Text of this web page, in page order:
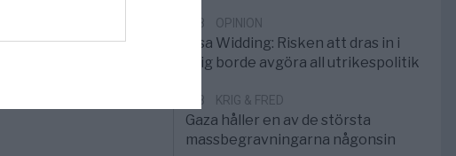
5/8 OPINION
Elsa Widding: Risken att dras in i
krig borde avgöra all utrikespolitik
5/8 KRIG & FRED
Gaza håller en av de största
massbegravningarna någonsin